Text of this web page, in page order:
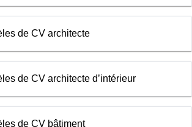
de CV architecte
de CV architecte d’intérieur
de CV bâtiment